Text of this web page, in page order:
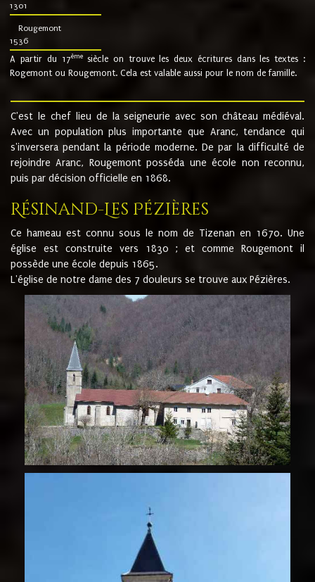
1301
Rougemont
1536
A partir du 17ème siècle on trouve les deux écritures dans les textes :
Rogemont ou Rougemont. Cela est valable aussi pour le nom de famille.
C'est le chef lieu de la seigneurie avec son château médiéval.
Avec un population plus importante que Aranc, tendance qui
s'inversera pendant la période moderne. De par la difficulté de
rejoindre Aranc, Rougemont posséda une école non reconnu,
puis par décision officielle en 1868.
Résinand-Les Pézières
Ce hameau est connu sous le nom de Tizenan en 1670. Une
église est construite vers 1830 ; et comme Rougemont il
possède une école depuis 1865.
L'église de notre dame des 7 douleurs se trouve aux Pézières.